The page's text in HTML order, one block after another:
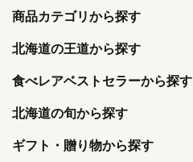
商品カテゴリから探す
北海道の王道から探す
食べレアベストセラーから探す
北海道の旬から探す
ギフト・贈り物から探す